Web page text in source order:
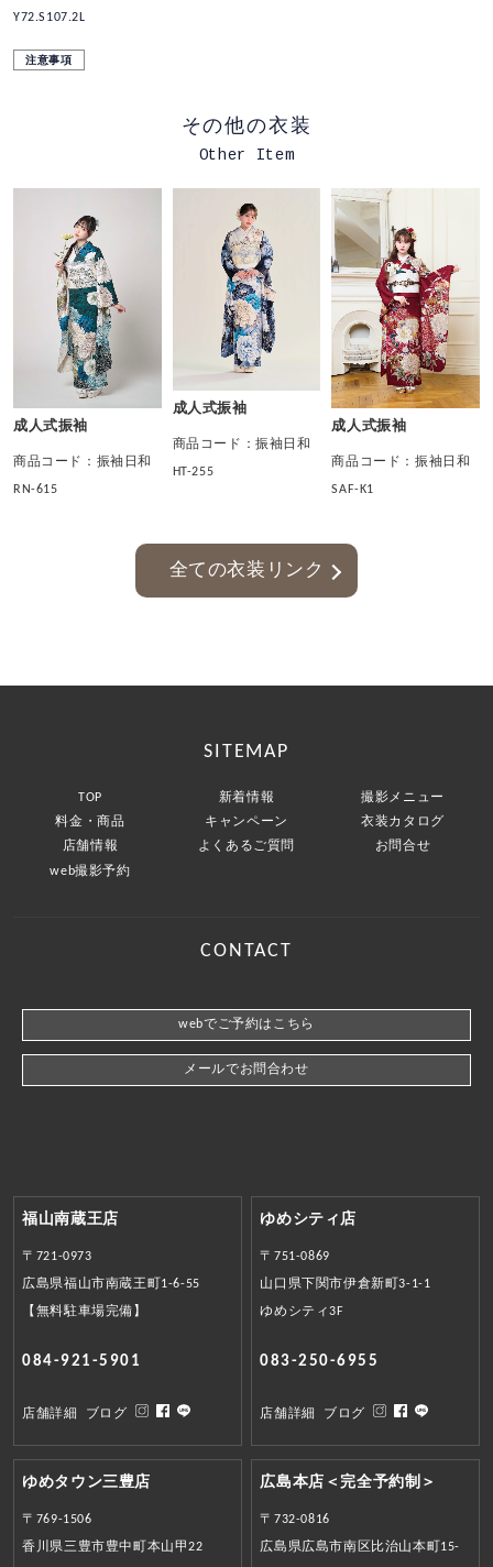
Y72.S107.2L
注意事項
その他の衣装
Other Item
成人式振袖
商品コード：振袖日和
RN-615
成人式振袖
商品コード：振袖日和
HT-255
成人式振袖
商品コード：振袖日和
SAF-K1
全ての衣装リンク
SITEMAP
TOP 新着情報
撮影メニュー
料金・商品
キャンペーン
衣装カタログ
店舗情報
よくあるご質問
お問合せ
web撮影予約
CONTACT
webでご予約はこちら
メールでお問合わせ
福山南蔵王店
〒721-0973
広島県福山市南蔵王町1-6-55
【無料駐車場完備】
084-921-5901
店舗詳細 ブログ
ゆめシティ店
〒751-0869
山口県下関市伊倉新町3-1-1
ゆめシティ3F
083-250-6955
店舗詳細 ブログ
ゆめタウン三豊店
〒769-1506
香川県三豊市豊中町本山甲22
広島本店＜完全予約制＞
〒732-0816
広島県広島市南区比治山本町15-